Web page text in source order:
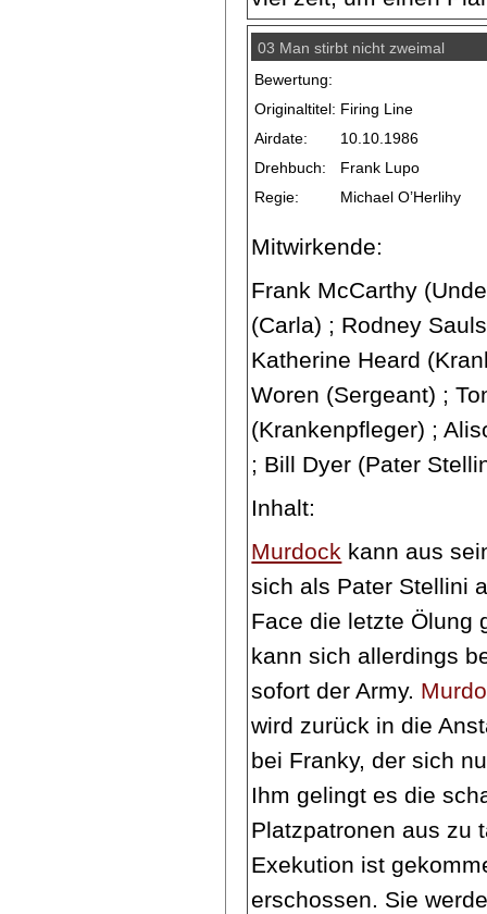
03 Man stirbt nicht zweimal
Bewertung:
Originaltitel: Firing Line
Airdate:
10.10.1986
Drehbuch:
Frank Lupo
Regie:
Michael O’Herlihy
Mitwirkende:
Frank McCarthy
(Carla) ; Rodney
Katherine Heard
Woren (Sergeant) ;
(Krankenpfleger) ;
; Bill Dyer (Pater
Inhalt:
Murdock kann aus
sich als Pater Stellini
Face die letzte Ölung
kann sich allerdings
sofort der Army.
wird zurück in die
bei Franky, der sich
Ihm gelingt es die
Platzpatronen aus zu
Exekution ist
erschossen. Sie